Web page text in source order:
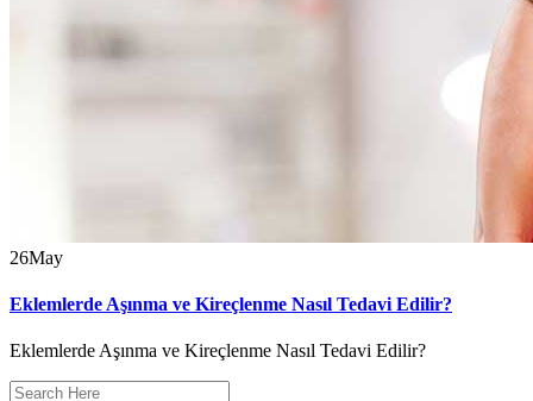
26May
Eklemlerde Aşınma ve Kireçlenme Nasıl Tedavi Edilir?
Eklemlerde Aşınma ve Kireçlenme Nasıl Tedavi Edilir?